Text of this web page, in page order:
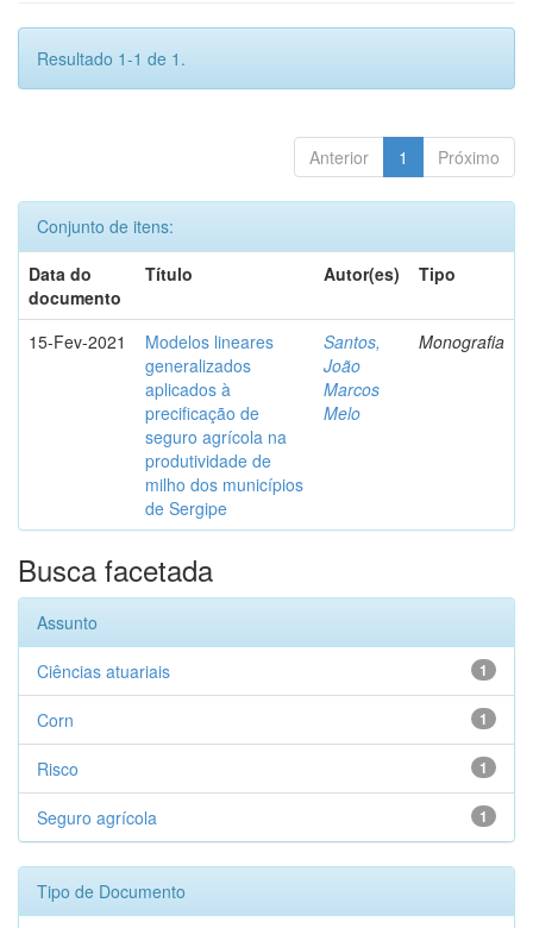
Resultado 1-1 de 1.
Anterior 1 Próximo
Conjunto de itens:
Data do
documento
Título Autor(es) Tipo
15-Fev-2021
Modelos lineares
generalizados
aplicados à
precificação de
seguro agrícola na
produtividade de
milho dos municípios
de Sergipe
Santos,
João
Marcos
Melo
Monografia
Busca facetada
Assunto
1
Ciências atuariais
1
Corn
1
Risco
1
Seguro agrícola
Tipo de Documento